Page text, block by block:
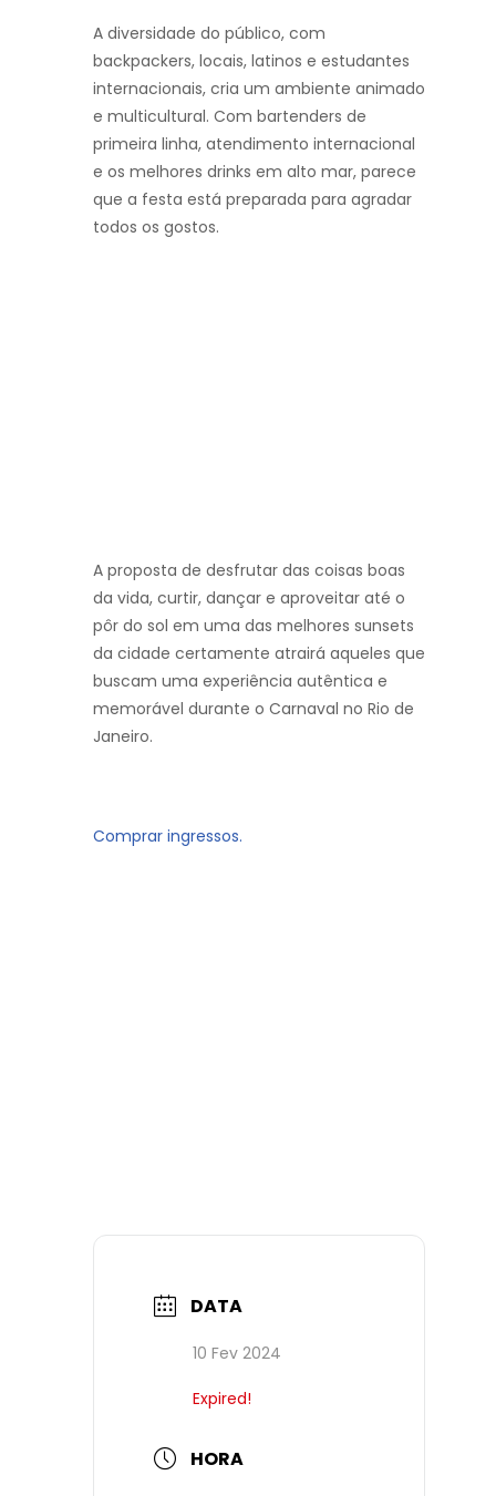
A diversidade do público, com
backpackers, locais, latinos e estudantes
internacionais, cria um ambiente animado
e multicultural. Com bartenders de
primeira linha, atendimento internacional
e os melhores drinks em alto mar, parece
que a festa está preparada para agradar
todos os gostos.
A proposta de desfrutar das coisas boas
da vida, curtir, dançar e aproveitar até o
pôr do sol em uma das melhores sunsets
da cidade certamente atrairá aqueles que
buscam uma experiência autêntica e
memorável durante o Carnaval no Rio de
Janeiro.
Comprar ingressos.
DATA
10 Fev 2024
Expired!
HORA